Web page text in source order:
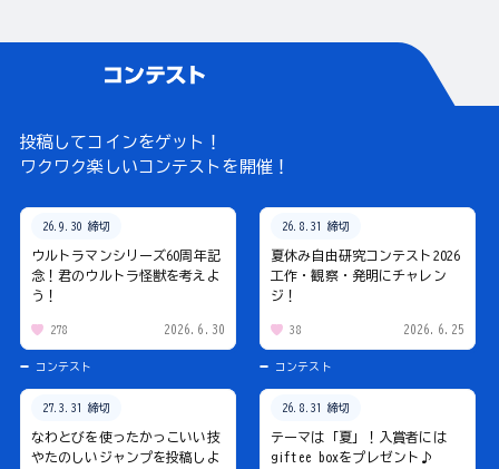
投稿してコインをゲット！
ワクワク楽しいコンテストを開催！
26.9.30 締切
ウルトラマンシリーズ60周年記
念！君のウルトラ怪獣を考えよ
う！
278 2026.6.30
コンテスト
26.8.31 締切
夏休み自由研究コンテスト2026
工作・観察・発明にチャレン
ジ！
38 2026.6.25
コンテスト
27.3.31 締切
なわとびを使ったかっこいい技
やたのしいジャンプを投稿しよ
26.8.31 締切
テーマは「夏」！入賞者には
giftee boxをプレゼント♪